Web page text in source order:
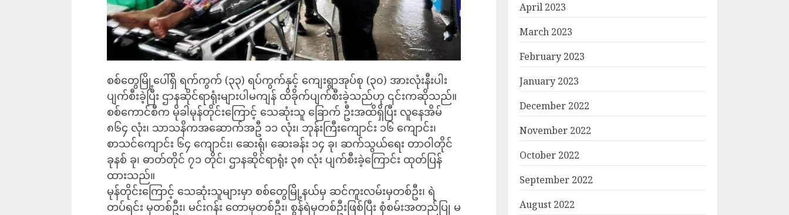
စစ်တွေမြို့ပေါ်ရှိ ရက်ကွက် (၃၃) ရပ်ကွက်နှင့် ကျေးရွာအုပ်စု (၃၀) အားလုံးနီးပါး
ပျက်စီးခဲ့ပြီး ဌာနဆိုင်ရာရုံးများပါမကျန် ထိခိုက်ပျက်စီးခဲ့သည်ဟု ၎င်းကဆိုသည်။
စစ်ကောင်စီက မိုခါမုန်တိုင်းကြောင့် သေဆုံးသူ ခြောက် ဦးအထိရှိပြီး လူနေအိမ်
၈၆၄ လုံး၊ သာသနိကအဆောက်အဦ ၁၁ လုံး၊ ဘုန်းကြီးကျောင်း ၁၆ ကျောင်း၊
စာသင်ကျောင်း ၆၄ ကျောင်း၊ ဆေးရုံ၊ ဆေးခန်း ၁၄ ခု၊ ဆက်သွယ်ရေး တာဝါတိုင်
ခုနစ် ခု၊ ဓာတ်တိုင် ၇၁ တိုင်၊ ဌာနဆိုင်ရာရုံး ၃၈ လုံး ပျက်စီးခဲ့ကြောင်း ထုတ်ပြန်
ထားသည်။
မုန်တိုင်းကြောင့် သေဆုံးသူများမှာ စစ်တွေမြို့နယ်မှ ဆင်ကူးလမ်းမှတစ်ဦး၊ ရဲ
တပ်ရင်း မှတစ်ဦး၊ မင်းဂန်း တောမှတစ်ဦး၊ စွန်ရဲမှတစ်ဦးဖြစ်ပြီး စုံစမ်းအတည်ပြု မ
April 2023
March 2023
February 2023
January 2023
December 2022
November 2022
October 2022
September 2022
August 2022